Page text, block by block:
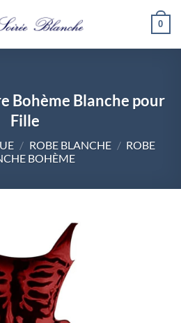
0
Bohème Blanche pour
Fille
/ ROBE BLANCHE / ROBE
BOHÈME